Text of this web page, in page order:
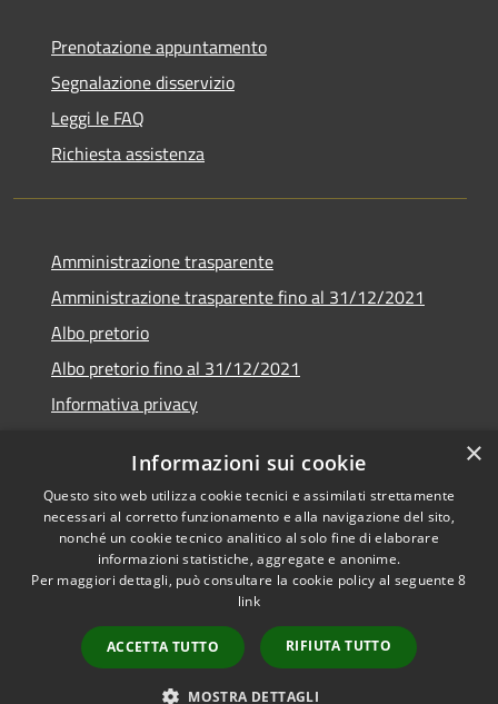
Prenotazione appuntamento
Segnalazione disservizio
Leggi le FAQ
Richiesta assistenza
Amministrazione trasparente
Amministrazione trasparente fino al 31/12/2021
Albo pretorio
Albo pretorio fino al 31/12/2021
Informativa privacy
Dichiarazione di accessibilità
RSS
Copyright © 2026 • Comune di
Municipium•
Accesso
redazione
×
Informazioni sui cookie
Questo sito web utilizza cookie tecnici e assimilati strettamente
necessari al corretto funzionamento e alla navigazione del sito,
nonché un cookie tecnico analitico al solo fine di elaborare
informazioni statistiche, aggregate e anonime.
Per maggiori dettagli, può consultare la cookie policy al seguente8
link
ACCETTA TUTTO RIFIUTA TUTTO
MOSTRA DETTAGLI